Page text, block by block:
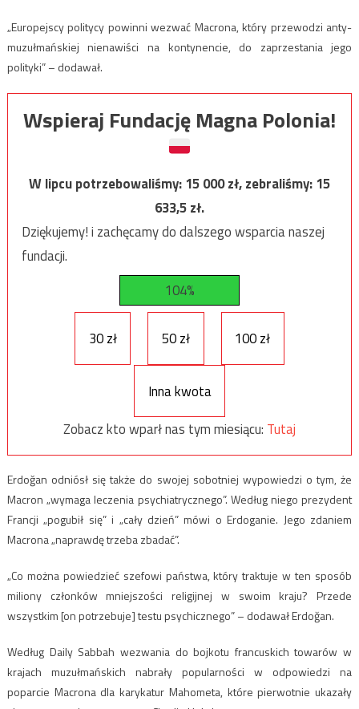
„Europejscy politycy powinni wezwać Macrona, który przewodzi anty-
muzułmańskiej nienawiści na kontynencie, do zaprzestania jego
polityki” – dodawał.
Wspieraj Fundację Magna Polonia!
W lipcu potrzebowaliśmy:15 000zł, zebraliśmy:15
633,5zł.
Dziękujemy! i zachęcamy do dalszego wsparcia naszej
fundacji.
104%
30 zł 50 zł 100 zł
Inna kwota
Zobacz kto wparł nas tym miesiącu: Tutaj
Erdoğan odniósł się także do swojej sobotniej wypowiedzi o tym, że
Macron „wymaga leczenia psychiatrycznego”. Według niego prezydent
Francji „pogubił się” i „cały dzień” mówi o Erdoganie. Jego zdaniem
Macrona „naprawdę trzeba zbadać”.
„Co można powiedzieć szefowi państwa, który traktuje w ten sposób
miliony członków mniejszości religijnej w swoim kraju? Przede
wszystkim [on potrzebuje] testu psychicznego” – dodawał Erdoğan.
Według Daily Sabbah wezwania do bojkotu francuskich towarów w
krajach muzułmańskich nabrały popularności w odpowiedzi na
poparcie Macrona dla karykatur Mahometa, które pierwotnie ukazały